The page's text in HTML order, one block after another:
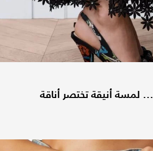
صندل Dior Bow... لمسة أنيقة تختصر أناقة